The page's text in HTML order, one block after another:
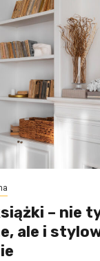
– nie
ale i